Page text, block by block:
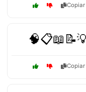
Copiar
Copiar